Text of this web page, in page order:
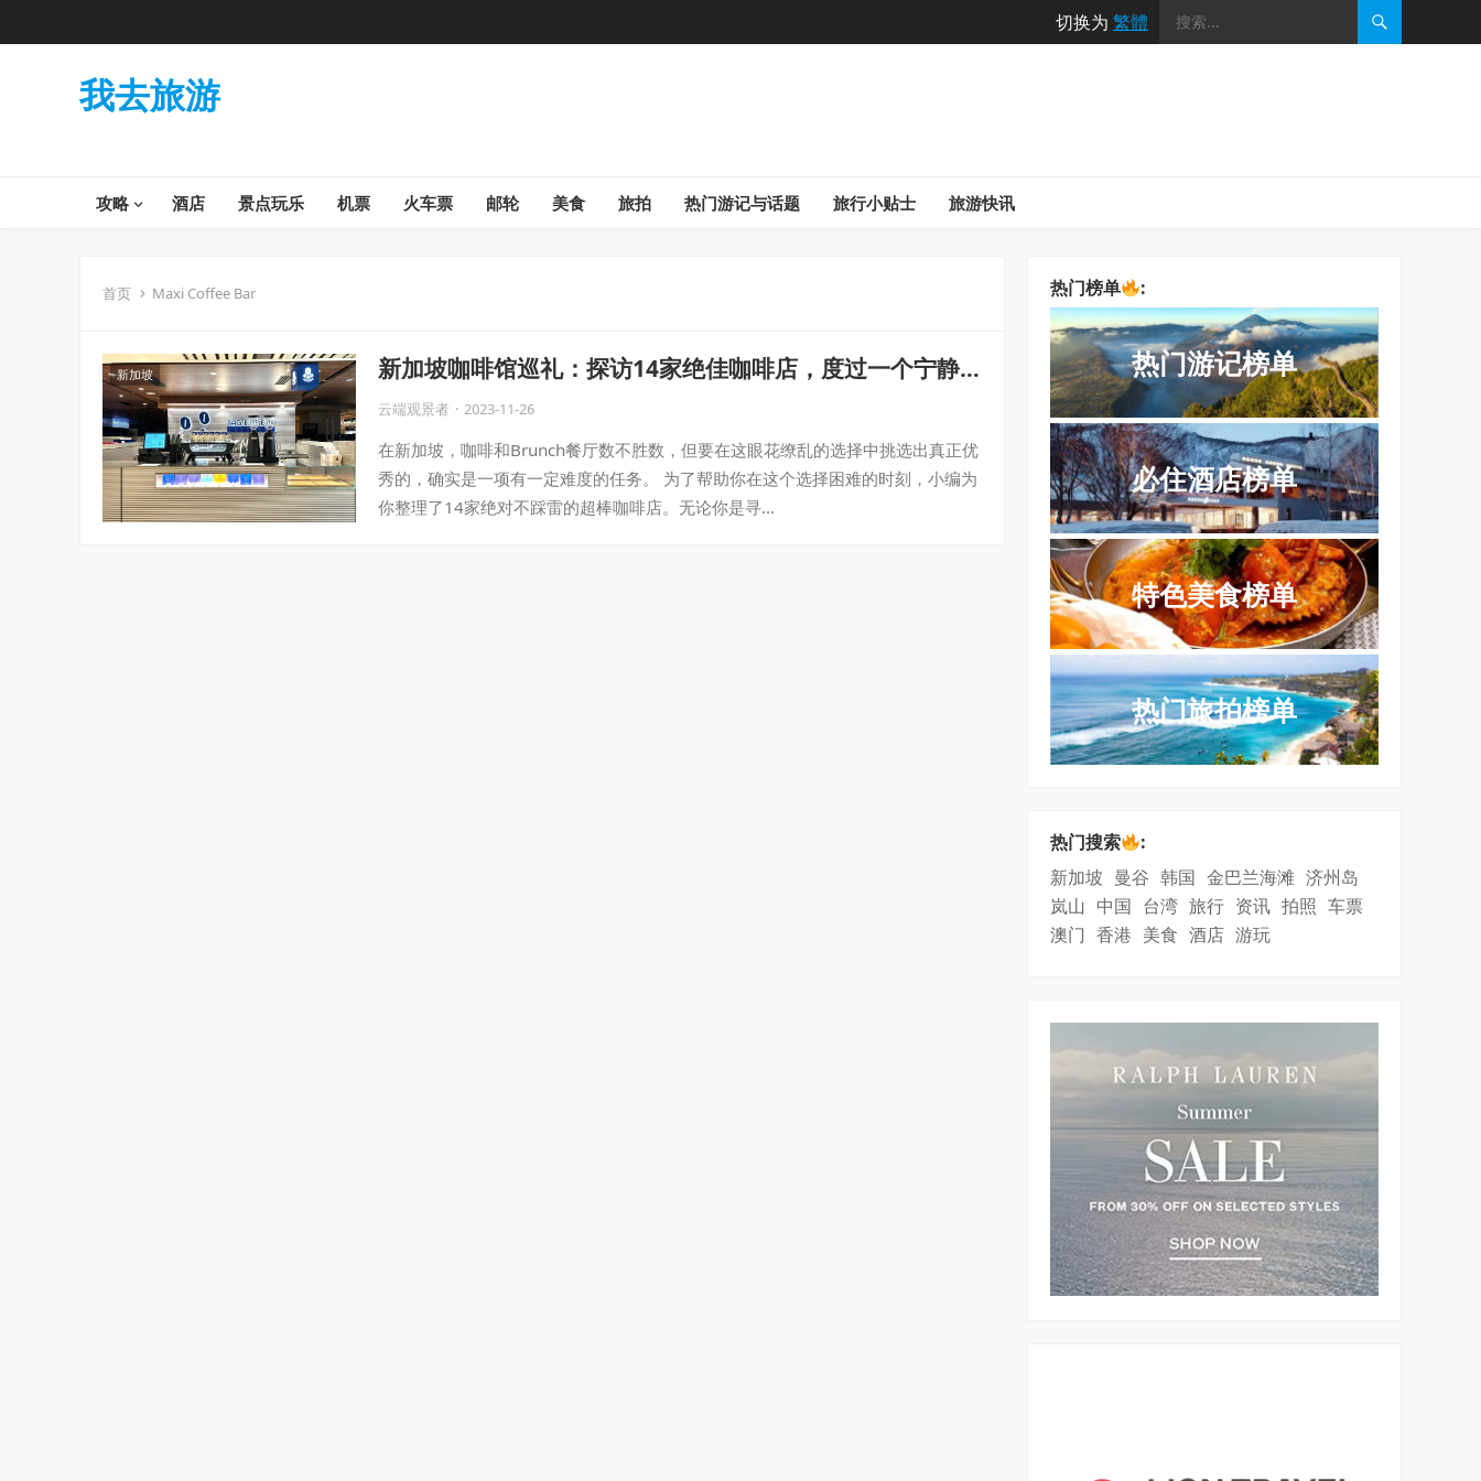
切换为 繁體
我去旅游
攻略 酒店 景点玩乐 机票 火车票 邮轮 美食 旅拍 热门游记与话题 旅行小贴士 旅游快讯
首页 Maxi Coffee Bar
新加坡
新加坡咖啡馆巡礼：探访14家绝佳咖啡店，度过一个宁静
美妙的午后时光！
云端观景者 · 2023-11-26
在新加坡，咖啡和Brunch餐厅数不胜数，但要在这眼花缭乱的选择中挑选出真正优
秀的，确实是一项有一定难度的任务。 为了帮助你在这个选择困难的时刻，小编为
你整理了14家绝对不踩雷的超棒咖啡店。无论你是寻…
热门榜单 :
热门游记榜单
必住酒店榜单
特色美食榜单
热门旅拍榜单
热门搜索
:
新加坡 曼谷 韩国 金巴兰海滩 济州岛
岚山 中国 台湾 旅行 资讯 拍照 车票
澳门 香港 美食 酒店 游玩